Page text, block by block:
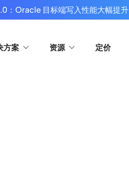
：Oracle 目标端写入性能大幅提升
方案 资源 定价